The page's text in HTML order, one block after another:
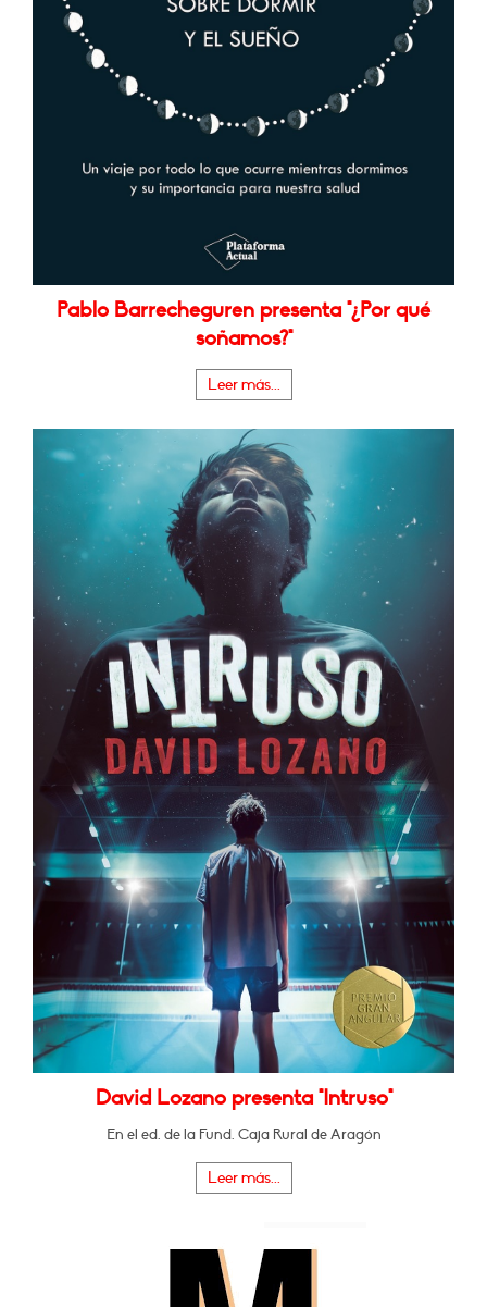
Pablo Barrecheguren presenta "¿Por qué
soñamos?"
Leer más...
David Lozano presenta "Intruso"
En el ed. de la Fund. Caja Rural de Aragón
Leer más...